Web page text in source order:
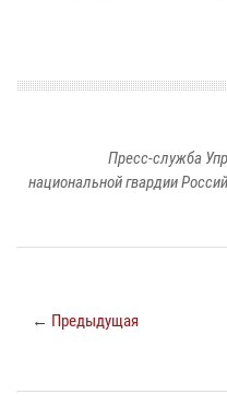
Пресс-служба
национальной гвардии
← Предыдущая